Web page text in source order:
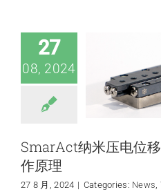
27
08, 2024
SmarAct纳米压电位
作原理
27 8 月, 2024 | Categories: News,